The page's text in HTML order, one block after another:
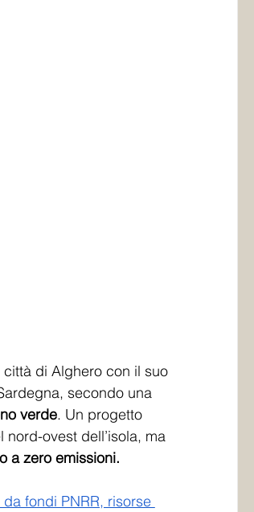
di Alghero con il suo
secondo una
verde. Un progetto
ovest dell’isola, ma
a zero emissioni.
fondi PNRR, risorse